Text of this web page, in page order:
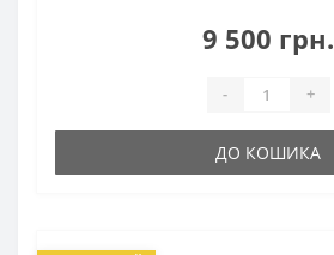
9 500 грн.
- +
ДО КОШИКА